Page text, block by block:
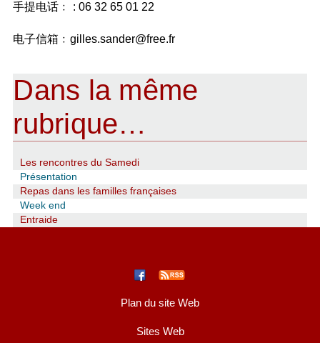
手提电话﹕ : 06 32 65 01 22
电子信箱﹕gilles.sander@free.fr
Dans la même
rubrique…
Les rencontres du Samedi
Présentation
Repas dans les familles françaises
Week end
Entraide
Plan du site Web
Sites Web